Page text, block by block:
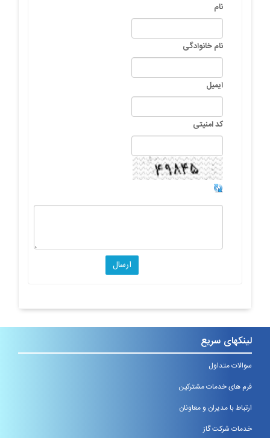
نام
نام خانوادگی
ایمیل
کد امنیتی
لینکهای سریع
سوالات متداول
فرم های خدمات مشترکین
ارتباط با مدیران و معاونان
خدمات شرکت گاز